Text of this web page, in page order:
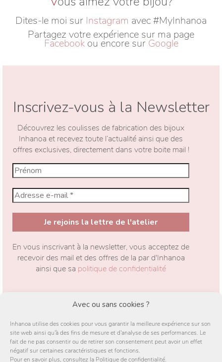
Avec ou sans cookies ?
Inhanoa utilise des cookies pour vous garantir la meilleure expérience sur son
site web ainsi qu'à des fins de mesure et d'analyse de ses performances. Le
fait de ne pas consentir ou de retirer son consentement peut avoir un effet
négatif sur certaines caractéristiques et fonctions.
Pour en savoir plus, consultez la Politique de confidentialité.
Dites-le moi sur Instagram avec #MyInhanoa
Partagez votre expérience sur ma page
Facebookou encore sur Google
Inscrivez-vous à la Newsletter
Découvrez les coulisses de fabrication des bijoux
Inhanoa et recevez toute l’actualité ainsi que des
offres exclusives, directement dans votre boite mail !
En vous inscrivant à la newsletter, vous acceptez de
recevoir des mail et des offres de la par d'Inhanoa
ainsi que sa politique de confidentialité